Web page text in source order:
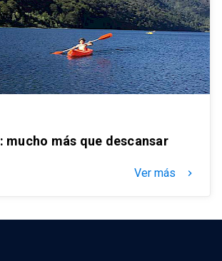
mucho más que descansar
Ver más keyboard_arrow_right